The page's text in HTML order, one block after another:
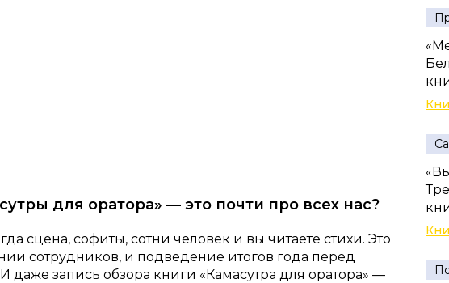
для оратора» — это почти про всех нас?
сцена, софиты, сотни человек и вы читаете стихи. Это
сотрудников, и подведение итогов года перед
запись обзора книги «Камасутра для оратора» —